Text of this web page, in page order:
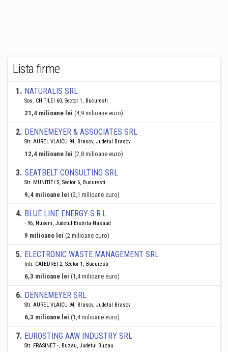
Lista firme
1. NATURALIS SRL
Sos. CHITILEI 60, Sector 1, Bucuresti
21,4 milioane lei (4,9 milioane euro)
2. DENNEMEYER & ASSOCIATES SRL
Str. AUREL VLAICU 94, Brasov, Judetul Brasov
12,4 milioane lei (2,8 milioane euro)
3. SEATBELT CONSULTING SRL
Str. MUNITIEI 5, Sector 6, Bucuresti
9,4 milioane lei (2,1 milioane euro)
4. BLUE LINE ENERGY S.R.L.
- 96, Nuseni, Judetul Bistrita-Nasaud
9 milioane lei (2 milioane euro)
5. ELECTRONIC WASTE MANAGEMENT SRL
Intr. CATEDREI 2, Sector 1, Bucuresti
6,3 milioane lei (1,4 milioane euro)
6. DENNEMEYER SRL
Str. AUREL VLAICU 94, Brasov, Judetul Brasov
6,3 milioane lei (1,4 milioane euro)
7. EUROSTING AAW INDUSTRY SRL
Str. FRASINET -, Buzau, Judetul Buzau